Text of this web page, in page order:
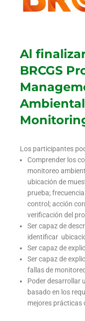
Al
BRCGS
Los participantes
Comprender los
monitoreo
ubicación de
prueba;
control; acción
verificación del
Ser capaz de
identificar
Ser capaz de
Ser capaz de
fallas de
Poder desarrollar
basado en los
mejores prácticas